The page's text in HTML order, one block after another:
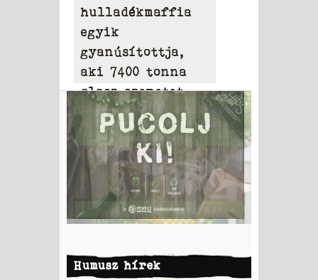
hulladékmaffia
egyik
gyanúsítottja,
aki 7400 tonna
olasz szemetet
hordott Tamásiba
Humusz hírek